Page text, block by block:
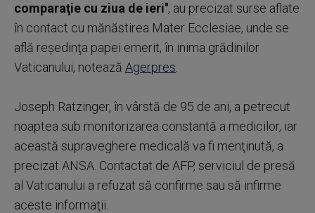
comparaţie cu ziua de ieri'', au precizat surse aflate
în contact cu mănăstirea Mater Ecclesiae, unde se
află reşedinţa papei emerit, în inima grădinilor
Vaticanului, notează Agerpres
Joseph Ratzinger, în vârstă de 95 de ani, a petrecut
noaptea sub monitorizarea constantă a medicilor, iar
această supraveghere medicală va fi menţinută, a
precizat ANSA. Contactat de AFP, serviciul de presă
al Vaticanului a refuzat să confirme sau să infirme
aceste informaţii.